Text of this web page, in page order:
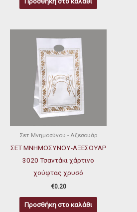
Σετ Μνημοσύνου - Αξεσουάρ
ΣΕΤ ΜΝΗΜΟΣΥΝΟΥ-ΑΞΕΣΟΥΑΡ
3020 Τσαντάκι χάρτινο
χούφτας χρυσό
€0.20
Προσθήκη στο καλάθι